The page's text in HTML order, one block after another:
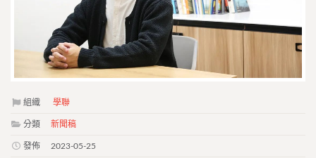
組織 學聯
分類 新聞稿
發佈 2023-05-25